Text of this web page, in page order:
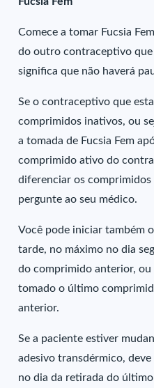
Comece a tomar Fucsia
do outro contraceptivo que
significa que não haverá
Se o contraceptivo que
comprimidos inativos, ou
a tomada de Fucsia Fem
comprimido ativo do
diferenciar os
pergunte ao seu médico.
Você pode iniciar também
tarde, no máximo no dia
do comprimido anterior,
tomado o último
anterior.
Se a paciente estiver
adesivo transdérmico,
no dia da retirada do